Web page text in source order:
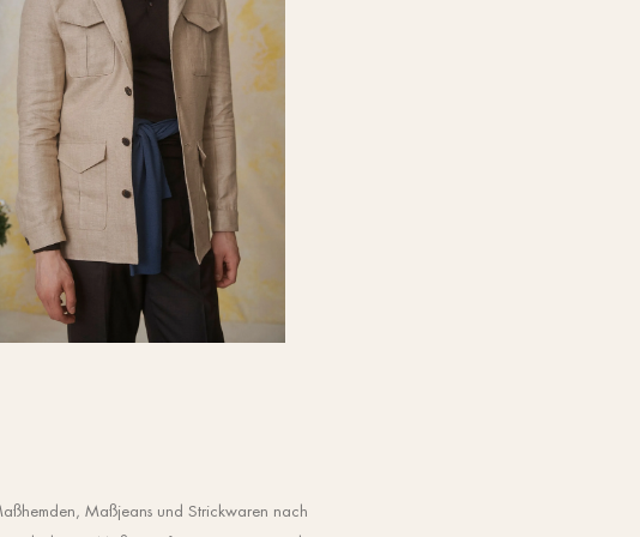
Maßjeans und Strickwaren nach